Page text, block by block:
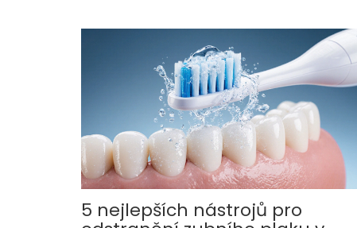
5 nejlepších nástrojů pro